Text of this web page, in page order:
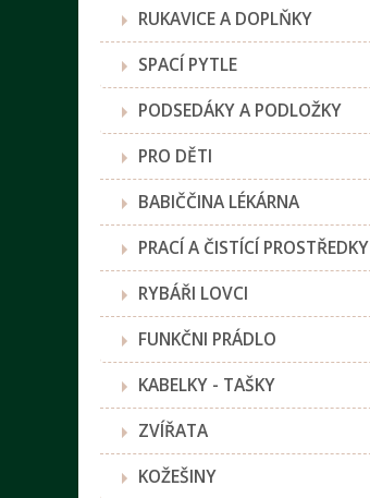
RUKAVICE A DOPLŇKY
SPACÍ PYTLE
PODSEDÁKY A PODLOŽKY
PRO DĚTI
BABIČČINA LÉKÁRNA
PRACÍ A ČISTÍCÍ PROSTŘEDKY
RYBÁŘI LOVCI
FUNKČNI PRÁDLO
KABELKY - TAŠKY
ZVÍŘATA
KOŽEŠINY